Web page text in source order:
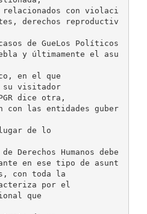
relacionados con violaci
derechos reproductiv
de GueLos Políticos
y últimamente el asu
en el que
visitador
dice otra,
con las entidades guber
de lo
Derechos Humanos debe
en ese tipo de asunt
con toda la
por el
que